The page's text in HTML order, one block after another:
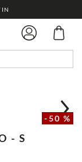
IN
-50 %
- S